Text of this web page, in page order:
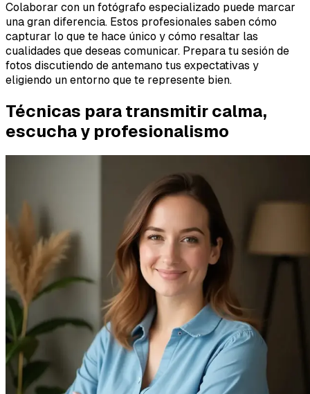
Colaborar con un fotógrafo especializado puede marcar
una gran diferencia. Estos profesionales saben cómo
capturar lo que te hace único y cómo resaltar las
cualidades que deseas comunicar. Prepara tu sesión de
fotos discutiendo de antemano tus expectativas y
eligiendo un entorno que te represente bien.
Técnicas para transmitir calma,
escucha y profesionalismo